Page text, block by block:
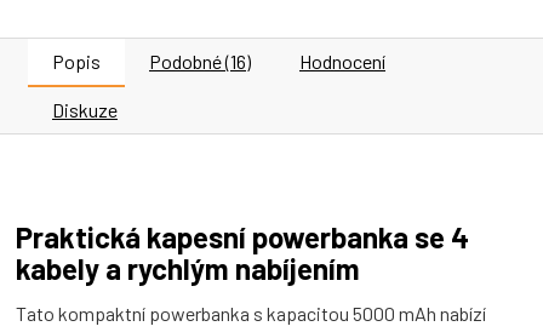
Popis Podobné (16) Hodnocení
Diskuze
Praktická kapesní powerbanka se 4
kabely a rychlým nabíjením
Tato kompaktní powerbanka s kapacitou 5000 mAh nabízí